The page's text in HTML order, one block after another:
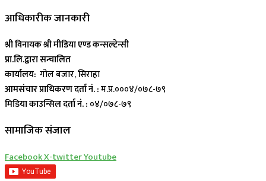
आधिकारीक जानकारी
श्री विनायक श्री मीडिया एण्ड कन्सल्टेन्सी
प्रा.लि.द्वारा सन्चालित
कार्यालय: गोल बजार, सिराहा
आमसंचार प्राधिकरण दर्ता नं. :म.प्र.०००४/०७८-७९
मिडिया काउन्सिल दर्ता नं. : ०४/०७८-७९
सामाजिक संजाल
FacebookX-twitterYoutube